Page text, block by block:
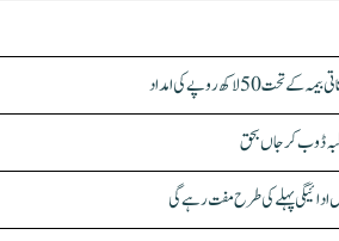
لاکھ روپے کی امداد
ڈوب کر جاں بحق